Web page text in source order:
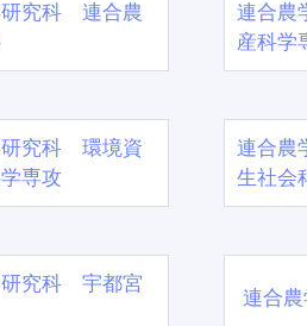
研究科 連合農
連合農
産科学
研究科 環境資
専攻
連合農
生社会
研究科 宇都宮
連合